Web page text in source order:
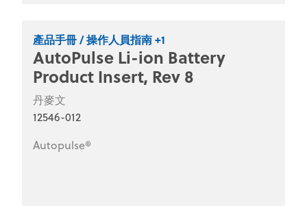
產品手冊 / 操作人員指南 +1
AutoPulse Li-ion Battery
Product Insert, Rev 8
丹麥文
12546-012
Autopulse®